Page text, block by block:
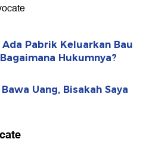
Pabrik Keluarkan Bau
Hukumnya?
Uang, Bisakah Saya